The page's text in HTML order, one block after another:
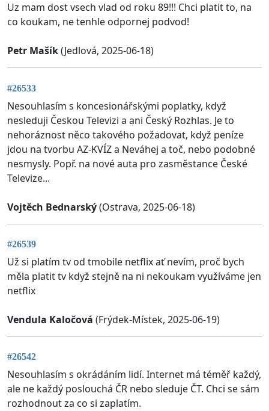
Uz mam dost vsech vlad od roku 89!!! Chci platit to, na
co koukam, ne tenhle odpornej podvod!
Petr Mašík(Jedlová, 2025-06-18)
#26533
Nesouhlasím s koncesionářskými poplatky, když
nesleduji Českou Televizi a ani Český Rozhlas. Je to
nehoráznost něco takového požadovat, když peníze
jdou na tvorbu AZ-KVÍZ a Neváhej a toč, nebo podobné
nesmysly. Popř. na nové auta pro zasměstance České
Televize...
Vojtěch Bednarský(Ostrava, 2025-06-18)
#26539
Už si platím tv od tmobile netflix ať nevím, proč bych
měla platit tv když stejně na ni nekoukam využíváme jen
netflix
Vendula Kaločová (Frýdek-Místek, 2025-06-19)
#26542
Nesouhlasím s okrádáním lidí. Internet má téměř každý,
ale ne každý poslouchá ČR nebo sleduje ČT. Chci se sám
rozhodnout za co si zaplatím.